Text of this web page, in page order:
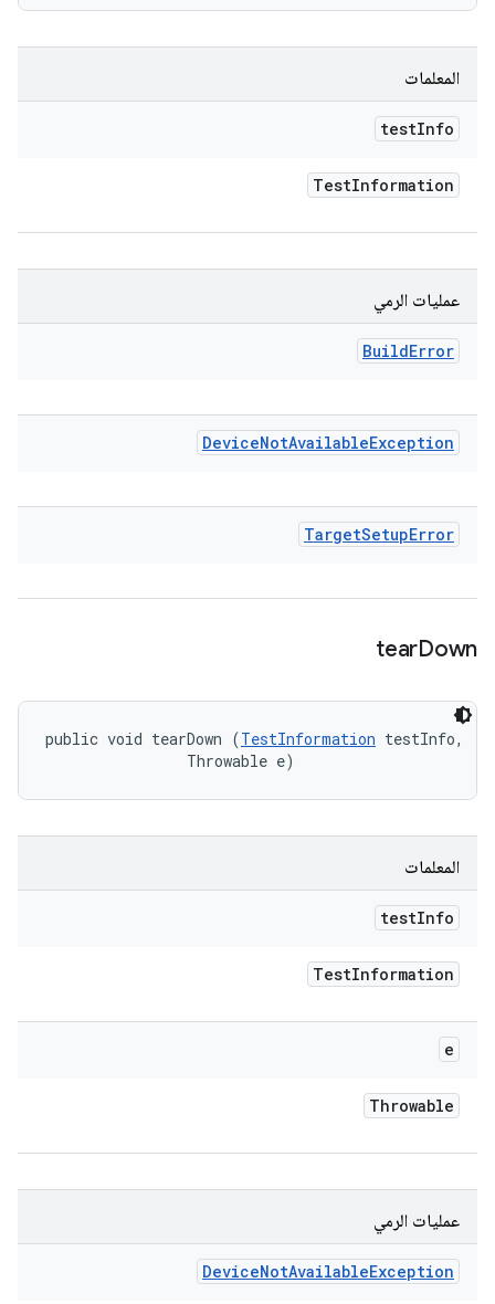
المعلمات
testInfo
TestInformation
عمليات الرمي
BuildError
DeviceNotAvailableException
TargetSetupError
tearDown
public void tearDown (TestInformation testInfo,
                Throwable e)
المعلمات
testInfo
TestInformation
e
Throwable
عمليات الرمي
DeviceNotAvailableException